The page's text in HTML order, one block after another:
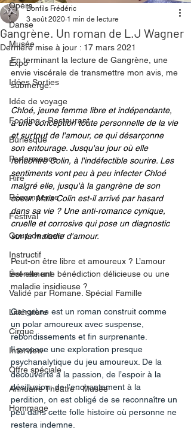
Opéra
Danse
Musée
Expo
Idées Sorties
Idée de voyage
Fooding - Restaurant
Burlesque
Performance
Rire
Récompense
Festival
Coup de coeur
Instructif
Événement
Validé par Romane. Spécial Famille
Littérature
Cirque
Interview
Offre spéciale
Annuaire Théâtre - Musée
Hommage
Gangrène. Un roman de L.J Wagner
Bonfils Frédéric
3 août 2020 1 min de lecture
Dernière mise à jour : 17 mars 2021
En terminant la lecture de Gangrène, une
envie viscérale de transmettre mon avis, me
submerge.
Chloé, jeune femme libre et indépendante,
a une conception toute personnelle de la vie
et surtout de l'amour, ce qui désarçonne
son entourage. Jusqu'au jour où elle
rencontre Colin, à l'indéfectible sourire. Les
sentiments vont peu à peu infecter Chloé
malgré elle, jusqu'à la gangrène de son
coeur. Mais Colin est-il arrivé par hasard
dans sa vie ? Une anti-romance cynique,
cruelle et corrosive qui pose un diagnostic
sur la maladie d'amour.
Peut-on être libre et amoureux ? L’amour
est-elle une bénédiction délicieuse ou une
maladie insidieuse ?
Gangrène est un roman construit comme
un polar amoureux avec suspense,
rebondissements et fin surprenante.
Il propose une exploration presque
psychanalytique du jeu amoureux. De la
découverte à la passion, de l’espoir à la
désillusion, de l’enchantement à la
perdition, on est obligé de se reconnaître un
peu dans cette folle histoire où personne ne
restera indemne.